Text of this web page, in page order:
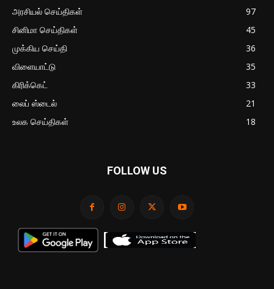
அரசியல் செய்திகள்
97
சினிமா செய்திகள்
45
முக்கிய செய்தி
36
விளையாட்டு
35
கிரிக்கெட்
33
லைப் ஸ்டைல்
21
உலக செய்திகள்
18
FOLLOW US